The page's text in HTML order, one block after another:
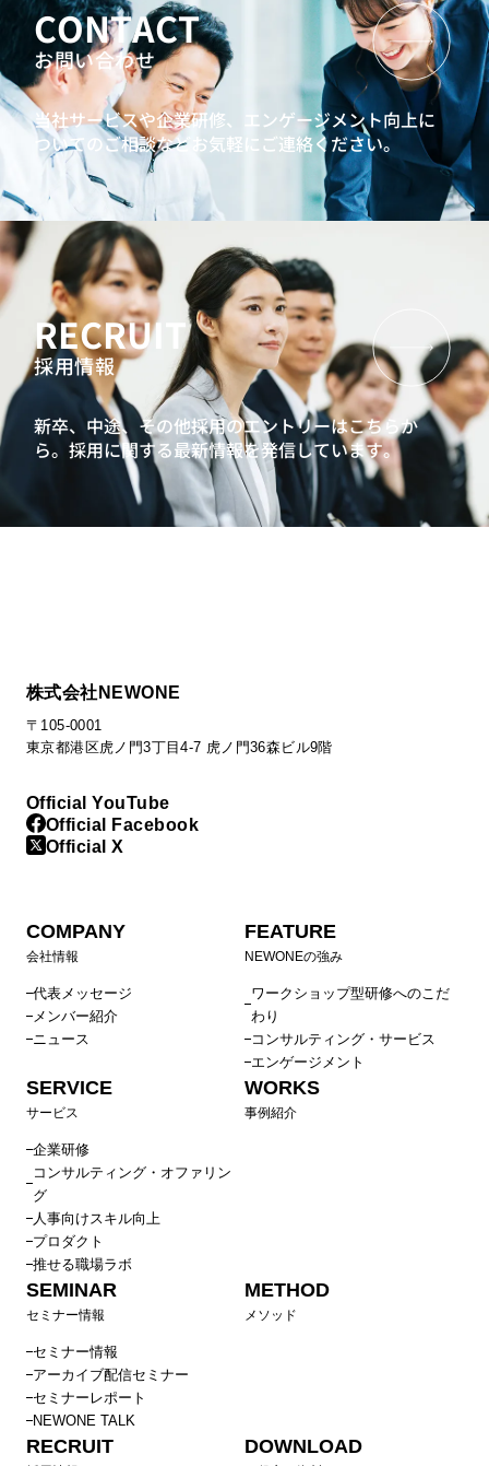
CONTACT
お問い合わせ
当社サービスや企業研修、エンゲージメント向上に
ついてのご相談などお気軽にご連絡ください。
RECRUIT
採用情報
新卒、中途、その他採用のエントリーはこちらか
ら。採用に関する最新情報を発信しています。
株式会社NEWONE
〒105-0001
東京都港区虎ノ門3丁目4-7 虎ノ門36森ビル9階
Official YouTube
Official Facebook
Official X
COMPANY
会社情報
代表メッセージ
メンバー紹介
ニュース
FEATURE
NEWONEの強み
ワークショップ型研修へのこだ
わり
コンサルティング・サービス
エンゲージメント
SERVICE
サービス
企業研修
コンサルティング・オファリン
グ
人事向けスキル向上
プロダクト
推せる職場ラボ
WORKS
事例紹介
SEMINAR
セミナー情報
セミナー情報
アーカイブ配信セミナー
セミナーレポート
NEWONE TALK
METHOD
メソッド
RECRUIT DOWNLOAD